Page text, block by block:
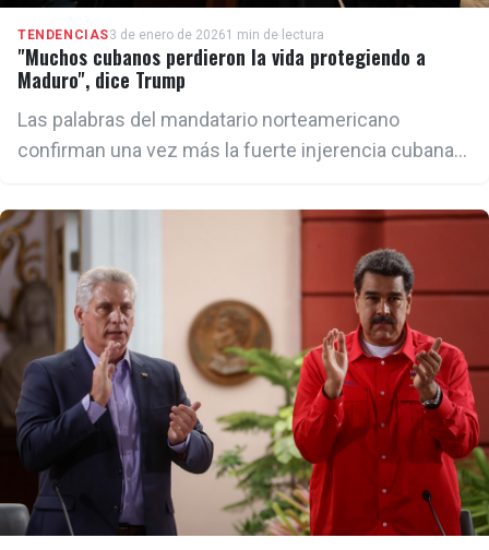
TENDENCIAS3 de enero de 20261 min de lectura
"Muchos cubanos perdieron la vida protegiendo a
Maduro", dice Trump
Las palabras del mandatario norteamericano
confirman una vez más la fuerte injerencia cubana